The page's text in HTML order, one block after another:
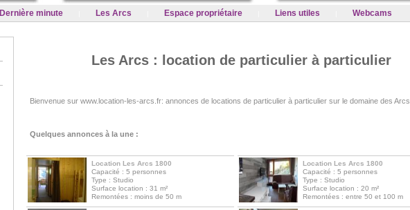
Dernière minute Les Arcs Espace propriétaire Liens utiles Webcams
Les Arcs : location de particulier à particulier
Bienvenue sur www.location-les-arcs.fr: annonces de locations de particulier à particulier sur le domaine des Arcs
Quelques annonces à la une :
Location Les Arcs 1800
Capacité : 5 personnes
Type : Studio
Surface location : 31 m²
Remontées : moins de 50 m
Location Les Arcs 1800
Capacité : 5 personnes
Type : Studio
Surface location : 20 m²
Remontées : entre 50 et 100 m